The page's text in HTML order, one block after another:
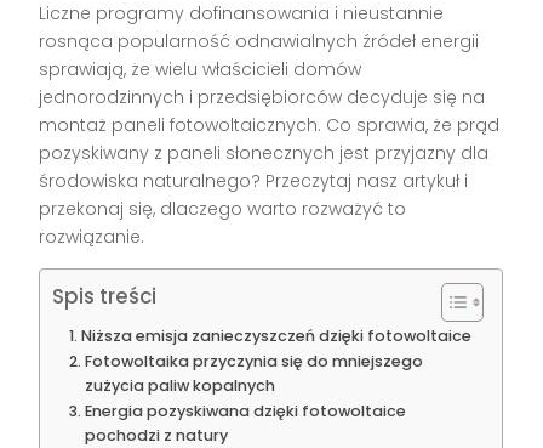
Liczne programy dofinansowania i nieustannie
rosnąca popularność odnawialnych źródeł energii
sprawiają, że wielu właścicieli domów
jednorodzinnych i przedsiębiorców decyduje się na
montaż paneli fotowoltaicznych. Co sprawia, że prąd
pozyskiwany z paneli słonecznych jest przyjazny dla
środowiska naturalnego? Przeczytaj nasz artykuł i
przekonaj się, dlaczego warto rozważyć to
rozwiązanie.
Spis treści
Niższa emisja zanieczyszczeń dzięki fotowoltaice
Fotowoltaika przyczynia się do mniejszego
zużycia paliw kopalnych
Energia pozyskiwana dzięki fotowoltaice
pochodzi z natury